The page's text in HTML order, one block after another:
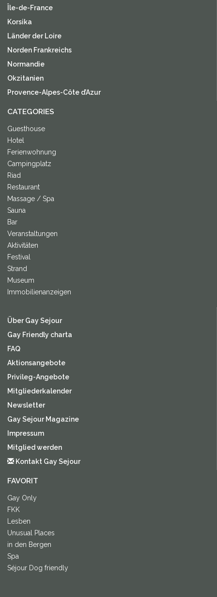
Île-de-France
Korsika
Länder der Loire
Norden Frankreichs
Normandie
Okzitanien
Provence-Alpes-Côte d’Azur
CATEGORIES
Guesthouse
Hotel
Ferienwohnung
Campingplatz
Riad
Restaurant
Massage / Spa
Sauna
Bar
Veranstaltungen
Aktivitäten
Festival
Strand
Museum
Immobilienanzeigen
Über Gay Sejour
Gay Friendly charta
FAQ
Aktionsangebote
Privileg-Angebote
Mitgliederkalender
Newsletter
Gay Sejour Magazine
Impressum
Mitglied werden
Kontakt Gay Sejour
FAVORIT
Gay Only
FKK
Lesben
Unusual Places
in den Bergen
Spa
Séjour Dog friendly